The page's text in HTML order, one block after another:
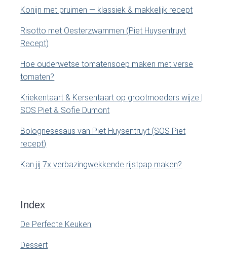
e
b
a
.Konijn met pruimen — klassiek & makkelijk recept
Risotto met Oesterzwammen (Piet Huysentruyt
Recept)
Hoe ouderwetse tomatensoep maken met verse
tomaten?
Kriekentaart & Kersentaart op grootmoeders wijze |
SOS Piet & Sofie Dumont
Bolognesesaus van Piet Huysentruyt (SOS Piet
recept)
Kan jij 7x verbazingwekkende rijstpap maken?
Index
De Perfecte Keuken
Dessert